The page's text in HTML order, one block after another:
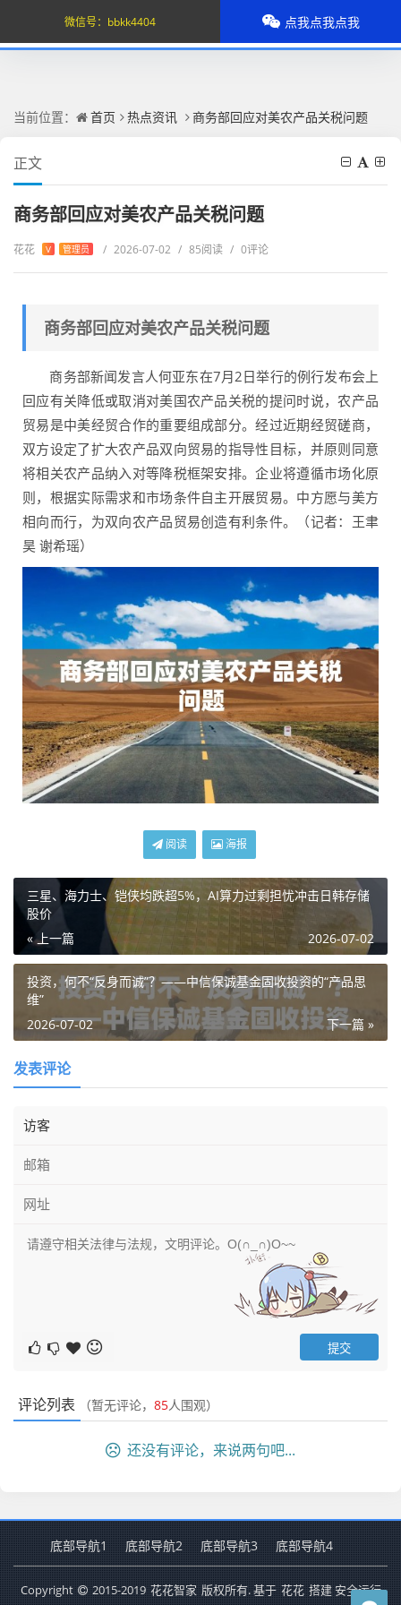
当前位置： 首页 热点资讯 商务部回应对美农产品关税问题
正文
商务部回应对美农产品关税问题
花花 V 管理员 / 2026-07-02 / 85阅读 / 0评论
商务部回应对美农产品关税问题
商务部新闻发言人何亚东在7月2日举行的例行发布会上
回应有关降低或取消对美国农产品关税的提问时说，农产品
贸易是中美经贸合作的重要组成部分。经过近期经贸磋商，
双方设定了扩大农产品双向贸易的指导性目标，并原则同意
将相关农产品纳入对等降税框架安排。企业将遵循市场化原
则，根据实际需求和市场条件自主开展贸易。中方愿与美方
相向而行，为双向农产品贸易创造有利条件。（记者：王聿
昊 谢希瑶）
阅读 海报
三星、海力士、铠侠均跌超5%，AI算力过剩担忧冲击日韩存储
股价
« 上一篇
2026-07-02
投资，何不“反身而诚”？——中信保诚基金固收投资的“产品思
维”
下一篇 »
2026-07-02
发表评论
评论列表 （暂无评论， 85人围观）
还没有评论，来说两句吧...
底部导航1 底部导航2 底部导航3 底部导航4
Copyright 2015-2019 花花智家 版权所有. 基于 花花 搭建 安全运行
微信号： bbkk4404 点我点我点我